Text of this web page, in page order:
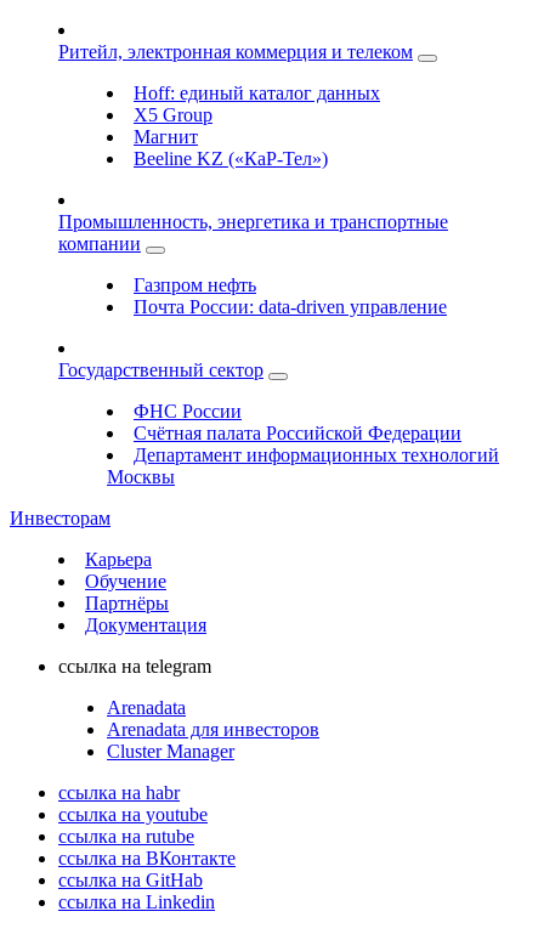
Ритейл, электронная коммерция и телеком
Hoff: единый каталог данных
X5 Group
Магнит
Beeline KZ («КаР-Тел»)
Промышленность, энергетика и транспортные
компании
Газпром нефть
Почта России: data-driven управление
Государственный сектор
ФНС России
Счётная палата Российской Федерации
Департамент информационных технологий
Москвы
Инвесторам
Карьера
Обучение
Партнёры
Документация
ссылка на telegram
Arenadata
Arenadata для инвесторов
Cluster Manager
ссылка на habr
ссылка на youtube
ссылка на rutube
ссылка на ВКонтакте
ссылка на GitHab
ссылка на Linkedin